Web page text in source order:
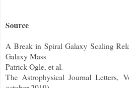
Source
A Break in Spiral Galaxy Scaling
Galaxy Mass
Patrick Ogle, et al.
The Astrophysical Journal Letters,